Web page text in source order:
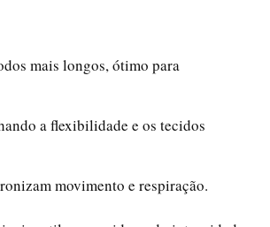
mais longos, ótimo para
a flexibilidade e os tecidos
movimento e respiração.